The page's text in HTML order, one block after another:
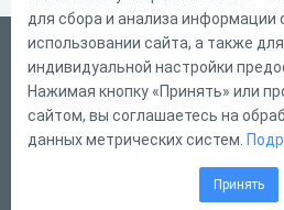
Русский
Справка
Форма обратной связи
для сбора и анализа информации
использовании сайта, а также
индивидуальной настройки
Нажимая кнопку «Принять» или
сайтом, вы соглашаетесь на
данных метрических систем.
Принять